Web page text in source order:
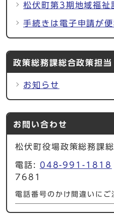
松伏町第3期地域福祉
手続きは電子申請が便
政策総務課総合政策担当
お知らせ
お問い合わせ
松伏町役場政策総務課
電話: 048-991-1818
7681
電話番号のかけ間違いにご